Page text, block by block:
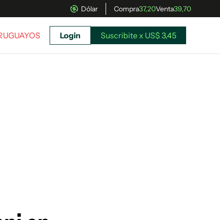
Dólar Compra37,20Venta39,70
Login Suscribite x US$ 3,45